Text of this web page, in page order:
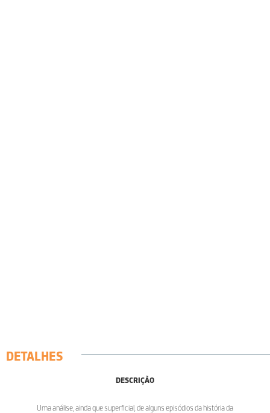
DETALHES
DESCRIÇÃO
Uma análise, ainda que superficial, de alguns episódios da história da